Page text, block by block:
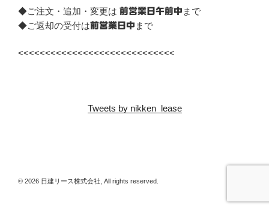
◆ご注文・追加・変更は 前営業日午前中 まで
◆ご返却の受付は前営業日中 まで
<<<<<<<<<<<<<<<<<<<<<<<<<<<<<
Tweets by nikken_lease
© 2026 日建リース株式会社, All rights reserved.